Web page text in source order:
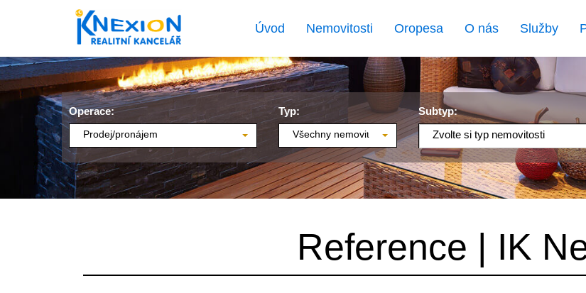
Úvod Nemovitosti Oropesa O nás Služby
Operace:
Prodej/pronájem
Typ:
Všechny nemovitosti
Subtyp:
Zvolte si typ nemovitosti
Reference | IK